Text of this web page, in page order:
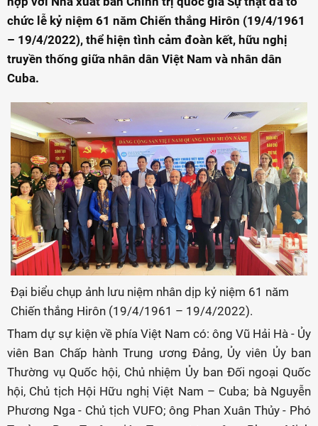
chức lễ kỷ niệm 61 năm Chiến thắng Hirôn (19/4/1961
– 19/4/2022), thể hiện tình cảm đoàn kết, hữu nghị
truyền thống giữa nhân dân Việt Nam và nhân dân
Cuba.
Đại biểu chụp ảnh lưu niệm nhân dịp kỷ niệm 61 năm
Chiến thắng Hirôn (19/4/1961 – 19/4/2022).
Tham dự sự kiện về phía Việt Nam có: ông Vũ Hải Hà - Ủy
viên Ban Chấp hành Trung ương Đảng, Ủy viên Ủy ban
Thường vụ Quốc hội, Chủ nhiệm Ủy ban Đối ngoại Quốc
hội, Chủ tịch Hội Hữu nghị Việt Nam – Cuba; bà Nguyễn
Phương Nga - Chủ tịch VUFO; ông Phan Xuân Thủy - Phó